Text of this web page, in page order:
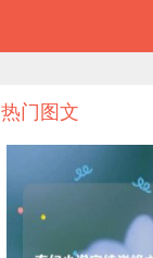
热门图文